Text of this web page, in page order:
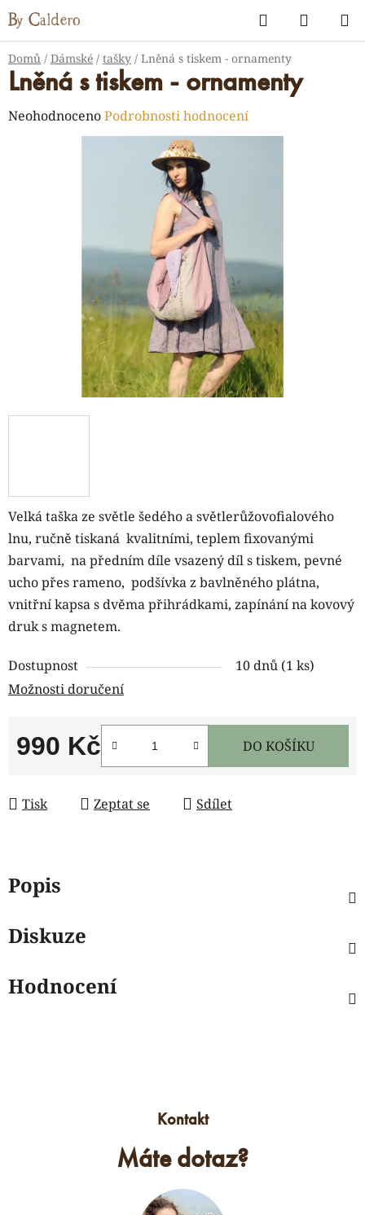
Přejít
na
obsah
Hledat
KOŠÍK
Domů / Dámské / tašky / Lněná s tiskem - ornamenty
Velká taška ze světle šedého a světlerůžovofialového
lnu, ručně tiskaná kvalitními, teplem fixovanými
barvami, na předním díle vsazený díl s tiskem, pevné
ucho přes rameno, podšívka z bavlněného plátna,
vnitřní kapsa s dvěma přihrádkami, zapínání na kovový
druk s magnetem.
Dostupnost 10 dnů (1 ks)
Možnosti doručení
990 Kč DO KOŠÍKU
Tisk Zeptat se Sdílet
Lněná s tiskem - ornamenty
Průměrné
NeohodnocenoPodrobnosti hodnocení
Popis
Diskuze
Hodnocení
Kontakt
Máte dotaz?